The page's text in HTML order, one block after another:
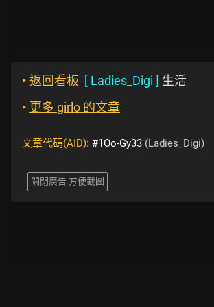
‣ 返回看板 [ Ladies_Digi ] 生活
‣ 更多 girlo 的文章
文章代碼(AID): #1Oo-Gy33 (Ladies_Digi)
關閉廣告 方便截圖